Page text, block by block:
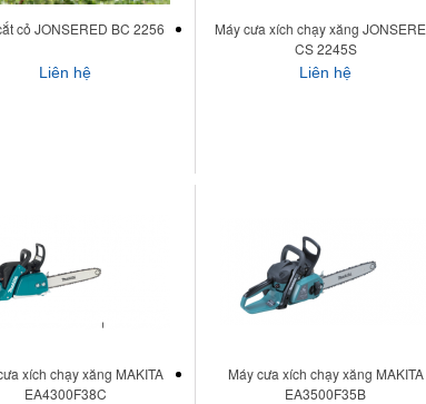
cỏ JONSERED BC 2256
Liên hệ
Máy cưa xích chạy xăng
CS 2245S
Liên hệ
xích chạy xăng MAKITA
EA4300F38C
Máy cưa xích chạy xăng MAKITA
EA3500F35B